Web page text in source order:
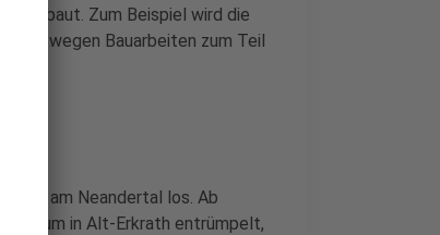
gebaut. Zum Beispiel wird die
wegen Bauarbeiten zum Teil
am Neandertal los. Ab
in Alt-Erkrath entrümpelt,